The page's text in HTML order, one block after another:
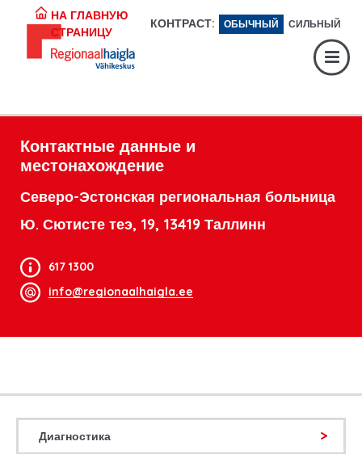
НА ГЛАВНУЮ
СТРАНИЦУ
КОНТРАСТ: ОБЫЧНЫЙ СИЛЬНЫЙ
Экстренная помощь:
Контактные данные и
местонахождение
Северо-Эстонская региональная больница
Ю. Сютисте теэ, 19, 13419 Таллинн
617 1300
info@regionaalhaigla.ee
Диагностика